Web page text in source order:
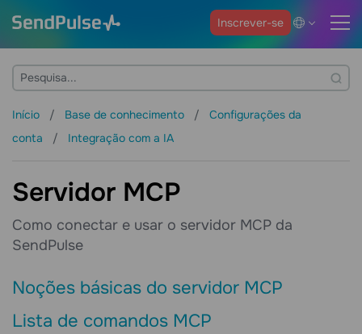
Inscrever-se
Início Base de conhecimento
Configurações da
conta
Integração com a IA
Servidor MCP
Como conectar e usar o servidor MCP da
SendPulse
Noções básicas do servidor MCP
Lista de comandos MCP